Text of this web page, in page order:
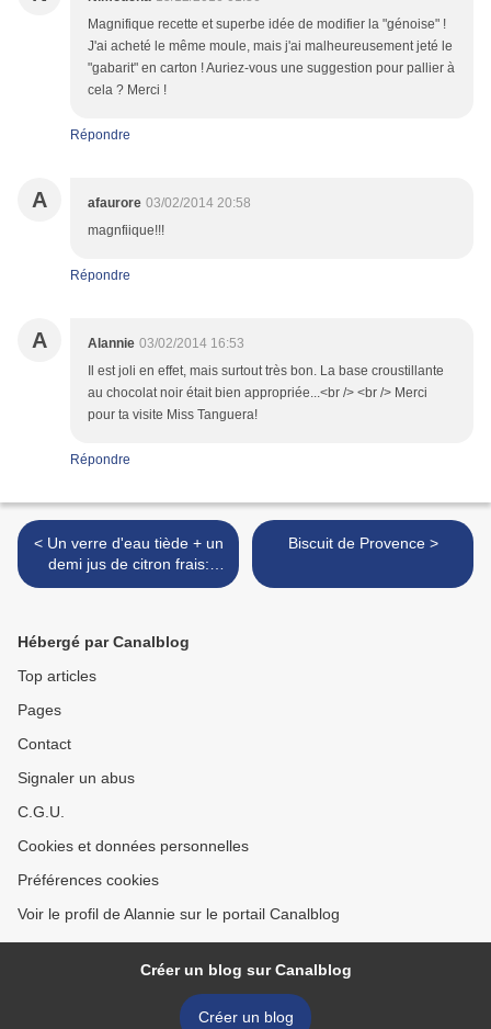
Magnifique recette et superbe idée de modifier la "génoise" !
J'ai acheté le même moule, mais j'ai malheureusement jeté le
"gabarit" en carton ! Auriez-vous une suggestion pour pallier à
cela ? Merci !
Répondre
A afaurore 03/02/2014 20:58
magnfiique!!!
Répondre
A Alannie 03/02/2014 16:53
Il est joli en effet, mais surtout très bon. La base croustillante
au chocolat noir était bien appropriée...<br /> <br /> Merci
pour ta visite Miss Tanguera!
Répondre
< Un verre d'eau tiède + un
demi jus de citron frais:
opération détox!
Biscuit de Provence >
Hébergé par Canalblog
Top articles
Pages
Contact
Signaler un abus
C.G.U.
Cookies et données personnelles
Préférences cookies
Voir le profil de Alannie sur le portail Canalblog
Créer un blog sur Canalblog
Créer un blog